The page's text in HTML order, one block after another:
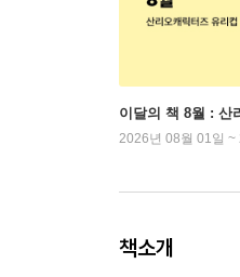
이달의 책 8월 : 산
2026년 08월 01일 ~
책소개